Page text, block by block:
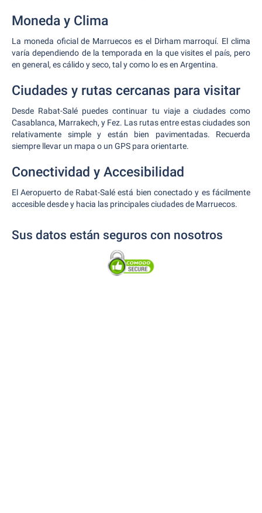
Moneda y Clima
La moneda oficial de Marruecos es el Dirham marroquí. El clima
varía dependiendo de la temporada en la que visites el país, pero
en general, es cálido y seco, tal y como lo es en Argentina.
Ciudades y rutas cercanas para visitar
Desde Rabat-Salé puedes continuar tu viaje a ciudades como
Casablanca, Marrakech, y Fez. Las rutas entre estas ciudades son
relativamente simple y están bien pavimentadas. Recuerda
siempre llevar un mapa o un GPS para orientarte.
Conectividad y Accesibilidad
El Aeropuerto de Rabat-Salé está bien conectado y es fácilmente
accesible desde y hacia las principales ciudades de Marruecos.
Sus datos están seguros con nosotros